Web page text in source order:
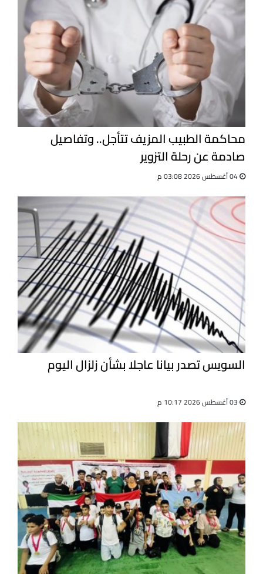
محاكمة الطبيب المزيف تتأجل.. وتفاصيل
صادمة عن رحلة التزوير
السويس تصدر بيانا عاجلا بشأن زلزال اليوم